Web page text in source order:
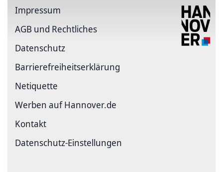
Impressum
AGB und Rechtliches
Datenschutz
Barriere­freiheits­erklärung
Netiquette
Werben auf Hannover.de
Kontakt
Datenschutz-Einstellungen